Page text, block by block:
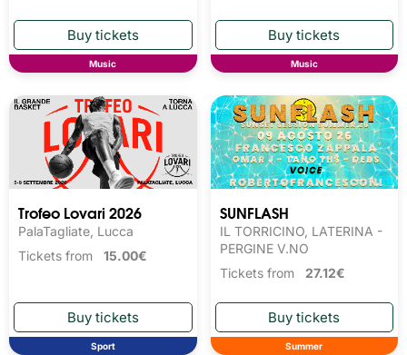
Music Music
Trofeo Lovari 2026
PalaTagliate, Lucca
Tickets from 15.00€
Sport
SUNFLASH
IL TORRICINO, LATERINA -
PERGINE V.NO
Tickets from 27.12€
Summer